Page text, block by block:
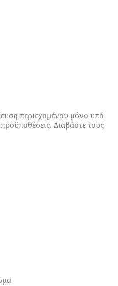
περιεχομένου μόνο υπό
Διαβάστε τους